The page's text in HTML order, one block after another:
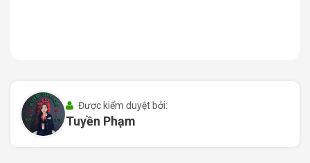
Được kiểm duyệt bởi:
Tuyền Phạm